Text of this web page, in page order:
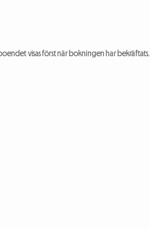
visas först när bokningen har bekräftats.